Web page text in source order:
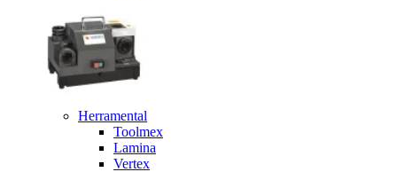
Herramental
Toolmex
Lamina
Vertex